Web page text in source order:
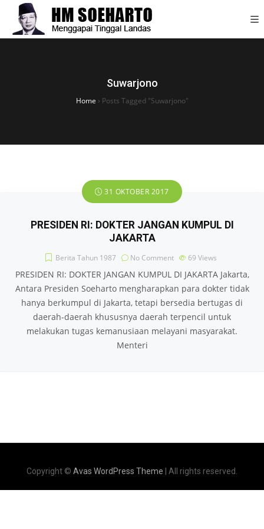
Suwarjono
Home › Posts Tagged "Suwarjono"
31 OKTOBER 2017
PRESIDEN RI: DOKTER JANGAN KUMPUL DI
JAKARTA
Berita Tahun 1987 No Comment 69 Views
PRESIDEN RI: DOKTER JANGAN KUMPUL DI JAKARTA Jakarta,
Antara Presiden Soeharto mengharapkan para dokter tidak
hanya berkumpul di Jakarta, tetapi bersedia bertugas di
daerah-daerah khususnya daerah terpencil untuk
melakukan tugas kemanusiaan melayani masyarakat.
Menteri
Copyright © Avas WordPress Theme | All rights reserved.